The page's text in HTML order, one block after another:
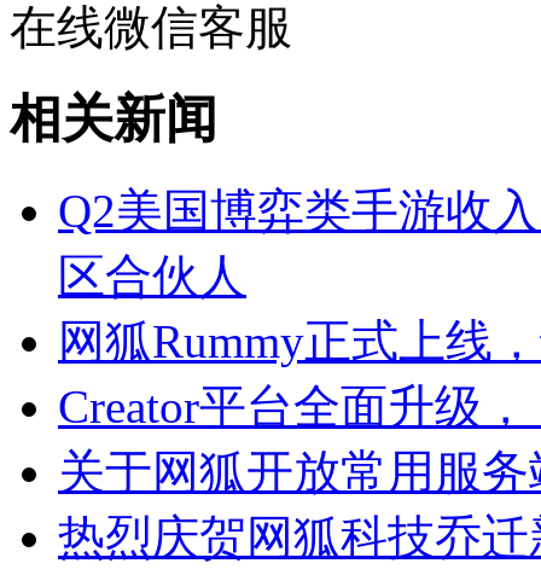
在线微信客服
相关新闻
Q2美国博弈类手游收
区合伙人
网狐Rummy正式上线
Creator平台全面升级
关于网狐开放常用服
热烈庆贺网狐科技乔迁